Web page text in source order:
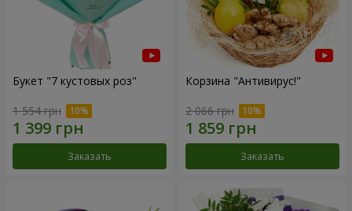
Букет "7 кустовых роз"
1 554 грн
Заказать
Корзина "Антивирус!"
2 066 грн
Заказать